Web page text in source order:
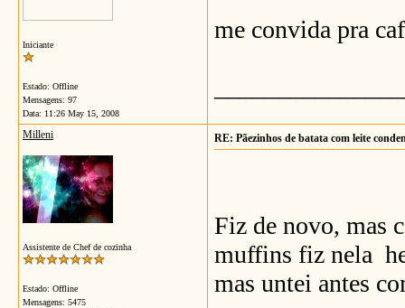
Iniciante
Estado: Offline
Mensagens: 97
Data: 11:26 May 15, 2008
me convida pra
Milleni
Assistente de Chef de cozinha
Estado: Offline
Mensagens: 5475
RE: Pãezinhos de batata com leite
Fiz de novo, mas
muffins fiz nela
mas untei antes